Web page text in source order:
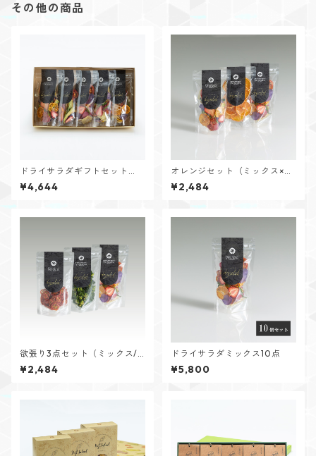
その他の商品
ドライサラダギフトセット
（ミックス5点）
¥4,644
オレンジセット（ミックス×
２/オレンジ）
¥2,484
欲張り3点セット（ミックス/
ブロッコリー/ミニトマト）
¥2,484
ドライサラダミックス10点
¥5,800